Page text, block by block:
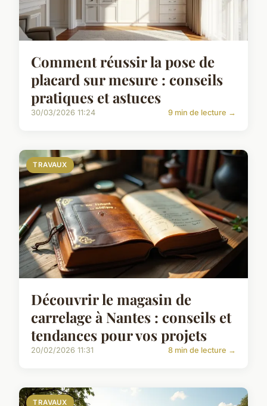
Comment réussir la pose de
placard sur mesure : conseils
pratiques et astuces
30/03/2026 11:24 9 min de lecture →
TRAVAUX
Découvrir le magasin de
carrelage à Nantes : conseils et
tendances pour vos projets
20/02/2026 11:31 8 min de lecture →
TRAVAUX